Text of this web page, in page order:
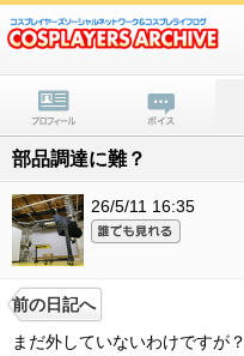
部品調達に難？
26/5/11 16:35
前の日記へ
まだ外していないわけですが？